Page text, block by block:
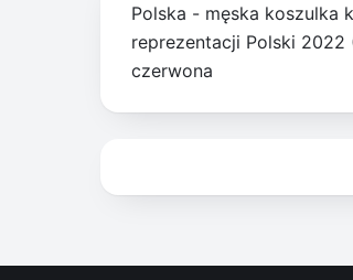
Polska - męska koszulka
reprezentacji Polski 2022
czerwona